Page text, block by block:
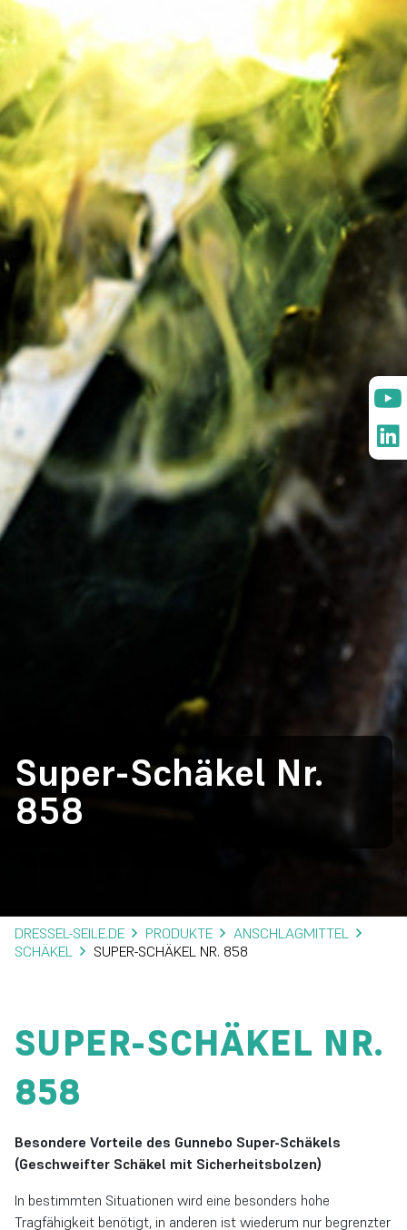
Super-Schäkel Nr.
858
DRESSEL-SEILE.DE PRODUKTE
ANSCHLAGMITTEL
SCHÄKEL
SUPER-SCHÄKEL NR. 858
SUPER-SCHÄKEL NR.
858
Besondere Vorteile des Gunnebo Super-Schäkels
(Geschweifter Schäkel mit Sicherheitsbolzen)
In bestimmten Situationen wird eine besonders hohe
Tragfähigkeit benötigt, in anderen ist wiederum nur begrenzter